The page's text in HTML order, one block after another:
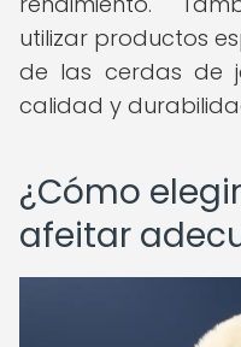
utilizar productos
de las cerdas de
calidad y
¿Cómo
afeitar